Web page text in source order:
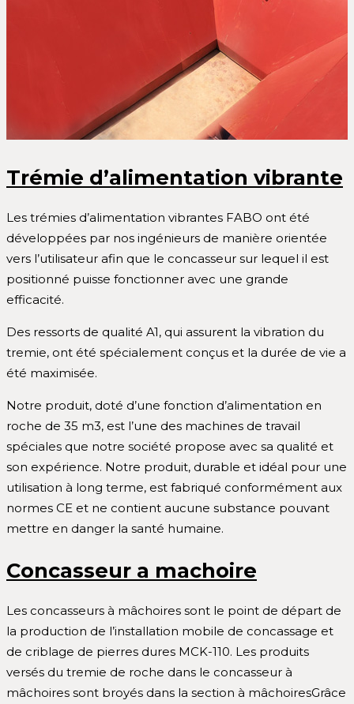
Trémie d’alimentation vibrante
Les trémies d’alimentation vibrantes FABO ont été
développées par nos ingénieurs de manière orientée
vers l’utilisateur afin que le concasseur sur lequel il est
positionné puisse fonctionner avec une grande
efficacité.
Des ressorts de qualité A1, qui assurent la vibration du
tremie, ont été spécialement conçus et la durée de vie a
été maximisée.
Notre produit, doté d’une fonction d’alimentation en
roche de 35 m3, est l’une des machines de travail
spéciales que notre société propose avec sa qualité et
son expérience. Notre produit, durable et idéal pour une
utilisation à long terme, est fabriqué conformément aux
normes CE et ne contient aucune substance pouvant
mettre en danger la santé humaine.
Concasseur a machoire
Les concasseurs à mâchoires sont le point de départ de
la production de l’installation mobile de concassage et
de criblage de pierres dures MCK-110. Les produits
versés du tremie de roche dans le concasseur à
mâchoires sont broyés dans la section à mâchoiresGrâce